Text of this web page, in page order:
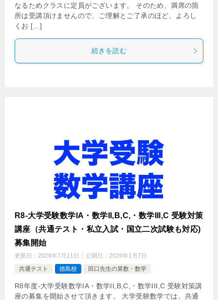
なるためクラスに定員がございます。 そのため、満席の箇
所は受講頂けませんので、ご理解とご了承のほど、よろし
くお […]
続きを読む
R8-大学受験数学IA・数学II,B,C,・数学III,C 受験対策
講座（共通テスト・私立入試・国立二次試験も対応)
募集開始
更新日： 2026年7月11日 公開日： 2026年1月7日
共通テスト
徳島校 田口先生の算数・数学
R8年度-大学受験数学IA・数学II,B,C,・数学III,C 受験対策講
座の募集を開始させて頂きます。 大学受験数学では、共通